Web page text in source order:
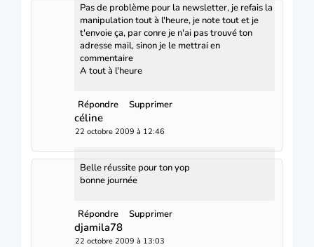
Pas de problème pour la newsletter, je refais la
manipulation tout à l'heure, je note tout et je
t'envoie ça, par conre je n'ai pas trouvé ton
adresse mail, sinon je le mettrai en
commentaire
A tout à l'heure
Répondre Supprimer
céline
22 octobre 2009 à 12:46
Belle réussite pour ton yop
bonne journée
Répondre Supprimer
djamila78
22 octobre 2009 à 13:03